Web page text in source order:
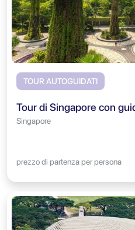
TOUR AUTOGUIDATI
Tour di Singapore con
Singapore
prezzo di partenza per persona